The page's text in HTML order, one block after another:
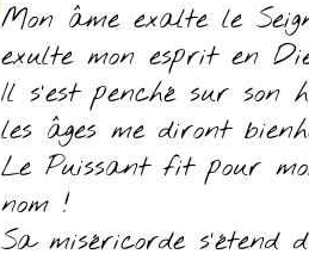
Mon âme exalte le
exulte mon esprit en
Il s’est penché sur son
les âges me diront
Le Puissant fit pour
nom !
Sa miséricorde s’étend